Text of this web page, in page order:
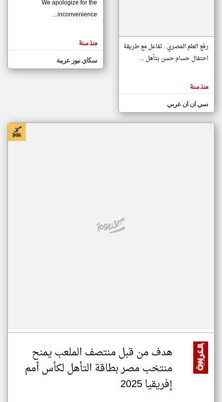
مصادر الأخبار من موريتانيا
اخبار موريتانيا على مدار الساعة
أهم اخبار موريتانيا العاجلة والمباشرة
المقالات
الموجوده
هنا عن
رفع العلم المصري.. تفاعل مع طريقة
احتفال حسام حسن بتأهل ...
منذ سنة
سي ان ان عربي
We apologize for the
inconvenience...
منذ سنة
سكاي نيوز عربية
هدف من قبل منتصف الملعب يمنح
منتخب مصر بطاقة التأهل لكأس أمم
إفريقيا 2025
klyoum.com